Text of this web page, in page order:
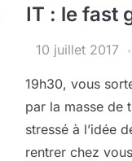
IT : le fast
10 juillet 2017
19h30, vous
par la masse de
stressé à l’idée
rentrer chez